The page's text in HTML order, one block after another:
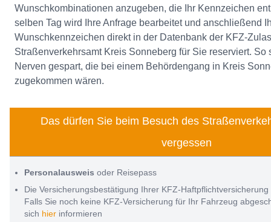
Wunschkombinationen anzugeben, die Ihr Kennzeichen
selben Tag wird Ihre Anfrage bearbeitet und anschließend
Wunschkennzeichen direkt in der Datenbank der KFZ-
Straßenverkehrsamt Kreis Sonneberg für Sie reserviert. So
Nerven gespart, die bei einem Behördengang in Kreis
zugekommen wären.
Das dürfen Sie beim Besuch des
vergessen
Personalausweis oder Reisepass
Die Versicherungsbestätigung Ihrer KFZ-
Falls Sie noch keine KFZ-Versicherung für Ihr Fahrzeug
sich hier informieren